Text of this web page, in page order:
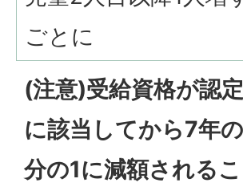
ごとに
(注意)受給資格が認
に該当してから7年
分の1に減額される